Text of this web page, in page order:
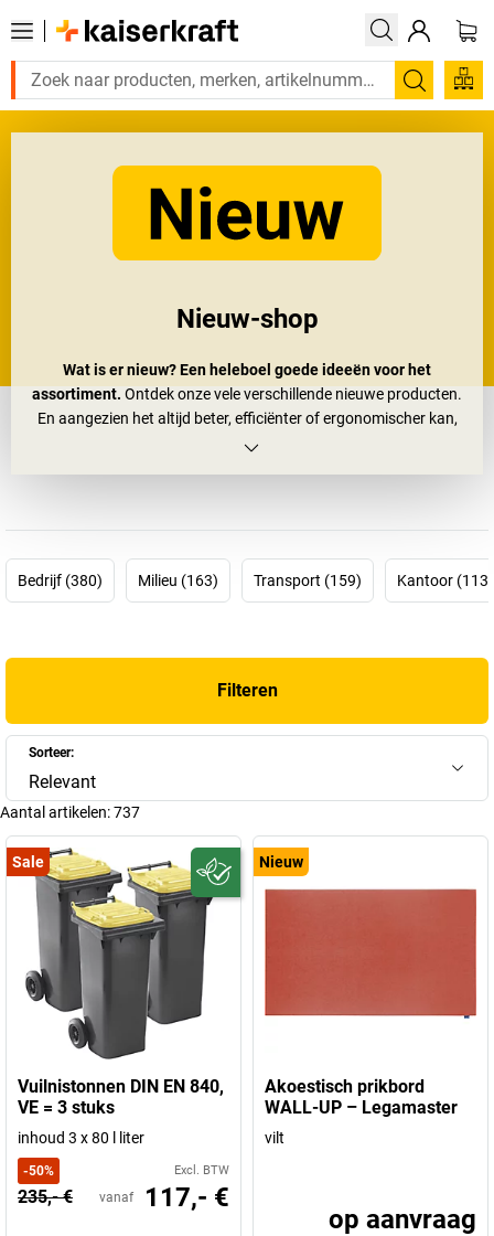
Zoeken
Nieuw-shop
Wat is er nieuw? Een heleboel goede ideeën voor het
assortiment. Ontdek onze vele verschillende nieuwe producten.
En aangezien het altijd beter, efficiënter of ergonomischer kan,
vernieuwen wij ons assortiment voortdurend.
Bedrijf (380) Milieu (163) Transport (159) Kantoor (113)
Filteren
Sorteer:
Relevant
Aantal artikelen:737
Sale
Vuilnistonnen DIN EN 840,
VE = 3 stuks
inhoud 3 x 80 l liter
-50% Excl. BTW
235,- € vanaf 117,- €
Nieuw
Akoestisch prikbord
WALL-UP – Legamaster
vilt
op aanvraag